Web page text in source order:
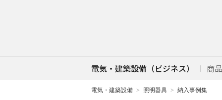
電気・建築設備（ビジネス） 商
電気・建築設備 照明器具 納入事例集